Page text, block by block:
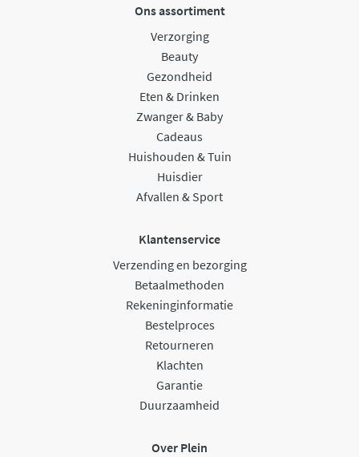
Ons assortiment
Verzorging
Beauty
Gezondheid
Eten & Drinken
Zwanger & Baby
Cadeaus
Huishouden & Tuin
Huisdier
Afvallen & Sport
Klantenservice
Verzending en bezorging
Betaalmethoden
Rekeninginformatie
Bestelproces
Retourneren
Klachten
Garantie
Duurzaamheid
Over Plein